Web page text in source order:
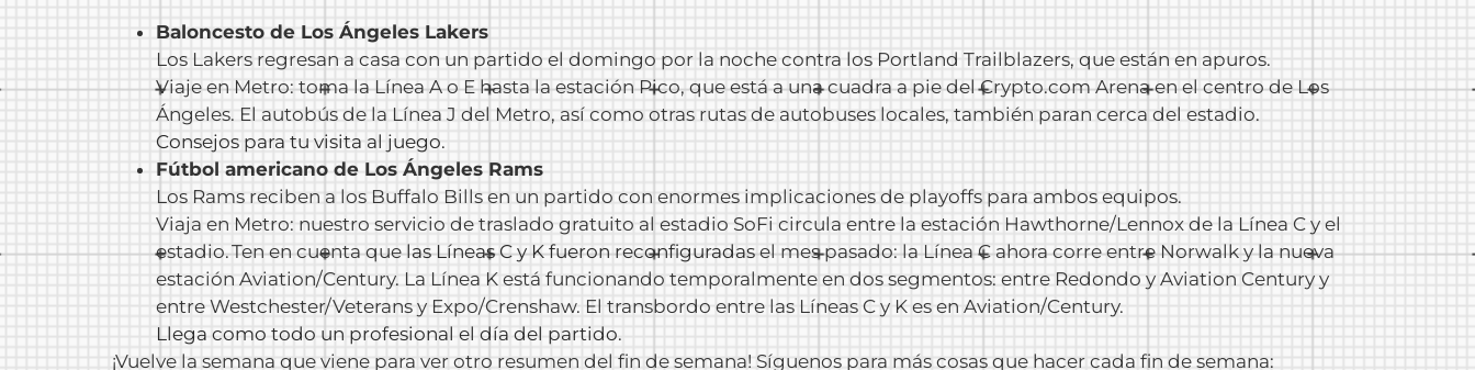
Baloncesto de Los Ángeles Lakers
Los Lakers regresan a casa con un partido el domingo por la noche contra los Portland Trailblazers, que están en apuros.
Viaje en Metro: toma la Línea A o E hasta la estación Pico, que está a una cuadra a pie del Crypto.com Arena en el centro de Los
Ángeles. El autobús de la Línea J del Metro, así como otras rutas de autobuses locales, también paran cerca del estadio.
Consejos para tu visita al juego.
Fútbol americano de Los Ángeles Rams
Los Rams reciben a los Buffalo Bills en un partido con enormes implicaciones de playoffs para ambos equipos.
Viaja en Metro: nuestro servicio de traslado gratuito al estadio SoFi circula entre la estación Hawthorne/Lennox de la Línea C y el
estadio. Ten en cuenta quelas Líneas C y K fueron reconfiguradasel mes pasado: la Línea C ahora corre entre Norwalk y la nueva
estación Aviation/Century. La Línea K está funcionando temporalmente en dos segmentos: entre Redondo y Aviation Century y
entre Westchester/Veterans y Expo/Crenshaw. El transbordo entre las Líneas C y K es en Aviation/Century.
Llega como todo un profesional el día del partido.
¡Vuelve la semana que viene para ver otro resumen del fin de semana! Síguenos para más cosas que hacer cada fin de semana: